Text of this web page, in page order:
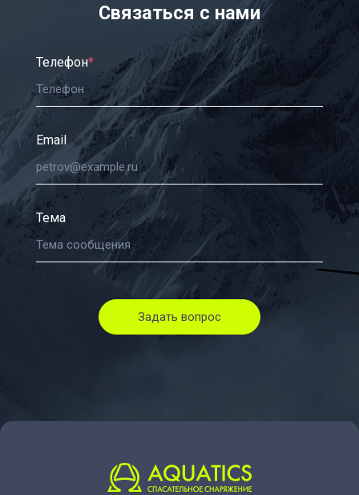
Связаться с нами
Телефон*
Email
Тема
Задать вопрос